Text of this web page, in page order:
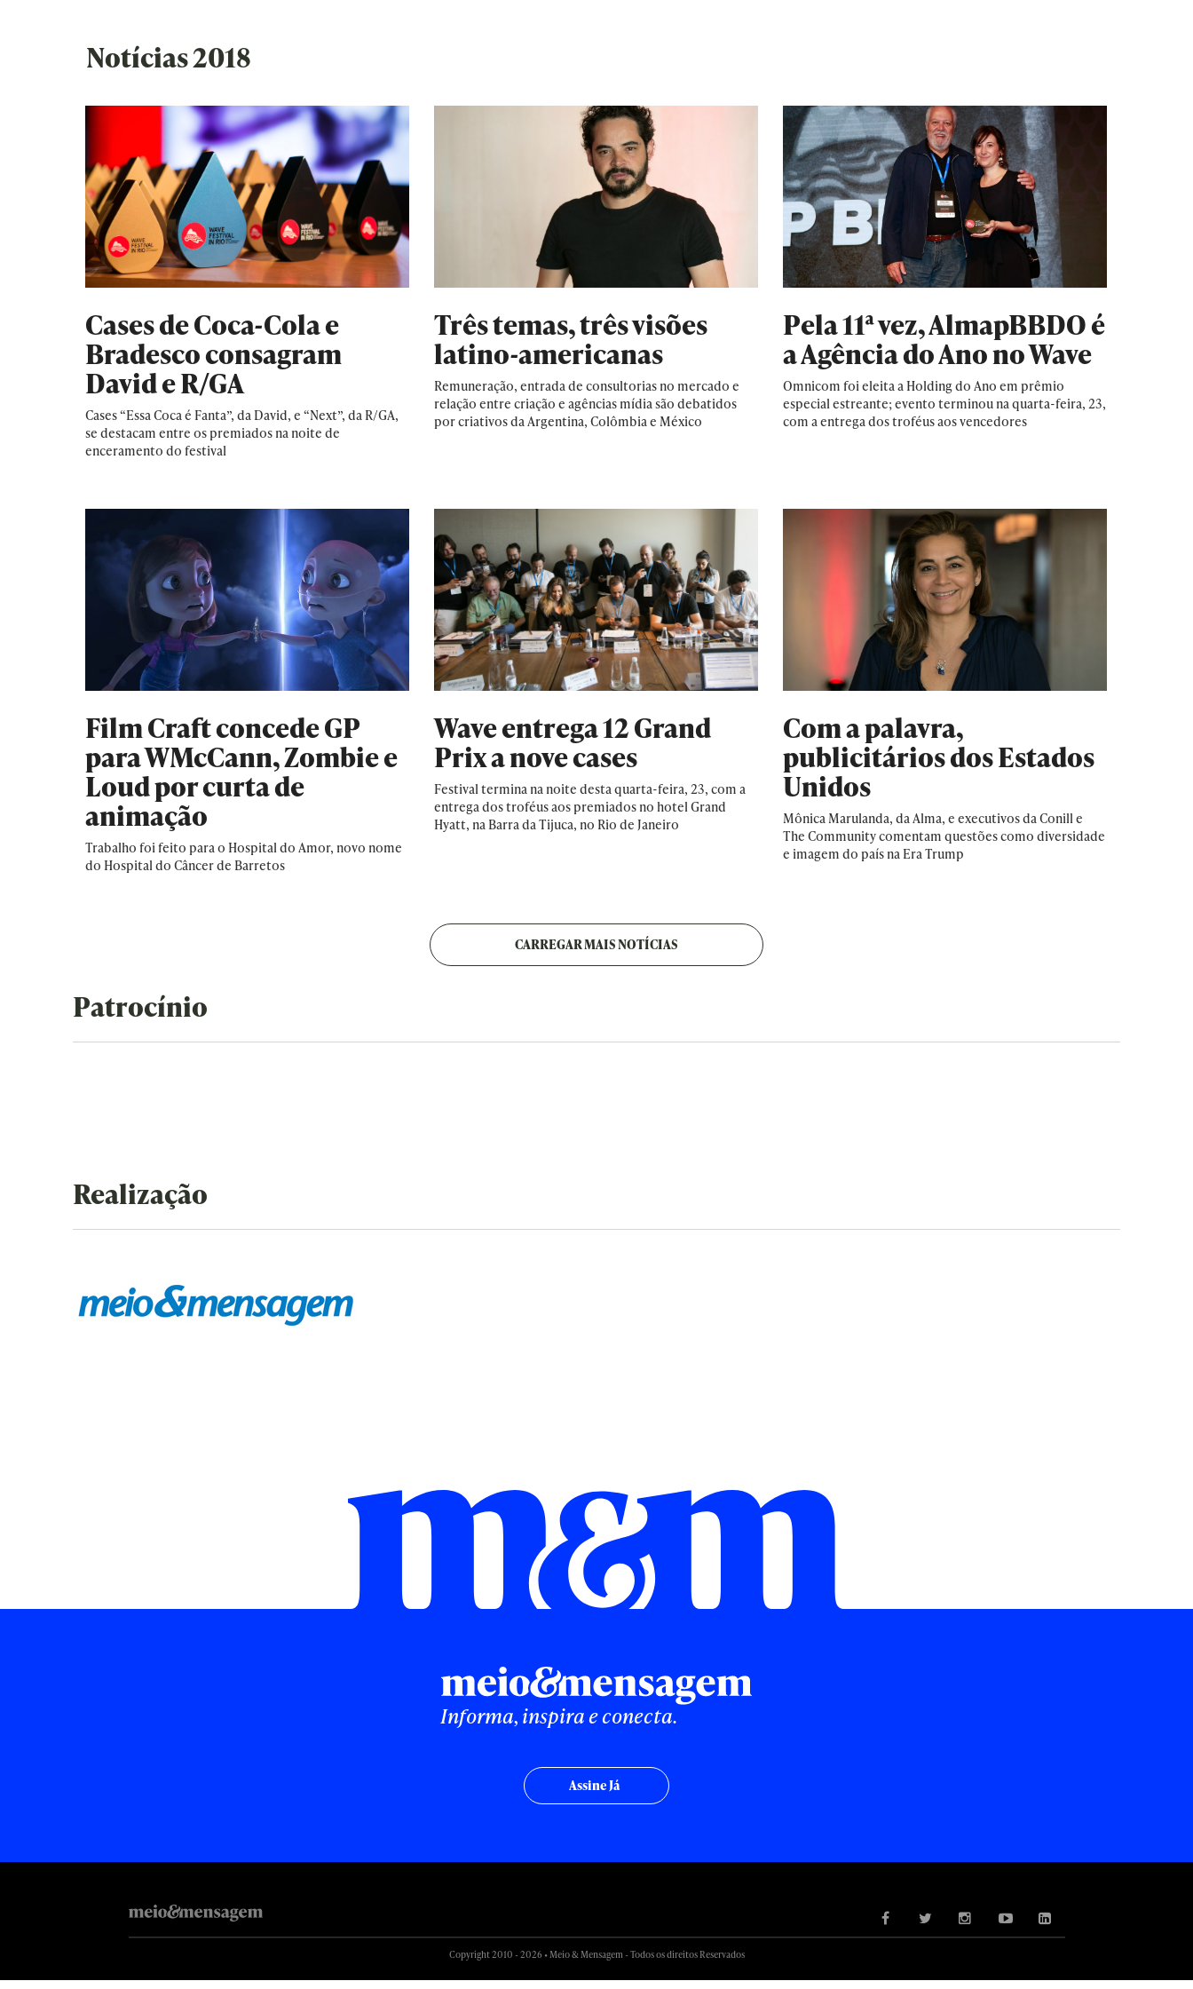
Notícias 2018
Cases de Coca-Cola e
Bradesco consagram
David e R/GA
Cases “Essa Coca é Fanta”, da David, e “Next”, da R/GA,
se destacam entre os premiados na noite de
enceramento do festival
Três temas, três visões
latino-americanas
Remuneração, entrada de consultorias no mercado e
relação entre criação e agências mídia são debatidos
por criativos da Argentina, Colômbia e México
Pela 11ª vez, AlmapBBDO é
a Agência do Ano no Wave
Omnicom foi eleita a Holding do Ano em prêmio
especial estreante; evento terminou na quarta-feira, 23,
com a entrega dos troféus aos vencedores
Film Craft concede GP
para WMcCann, Zombie e
Loud por curta de
animação
Trabalho foi feito para o Hospital do Amor, novo nome
do Hospital do Câncer de Barretos
Wave entrega 12 Grand
Prix a nove cases
Festival termina na noite desta quarta-feira, 23, com a
entrega dos troféus aos premiados no hotel Grand
Hyatt, na Barra da Tijuca, no Rio de Janeiro
Com a palavra,
publicitários dos Estados
Unidos
Mônica Marulanda, da Alma, e executivos da Conill e
The Community comentam questões como diversidade
e imagem do país na Era Trump
Patrocínio
Realização
Informa, inspira e conecta.
Assine Já
Copyright 2010 - 2026 • Meio & Mensagem - Todos os direitos Reservados